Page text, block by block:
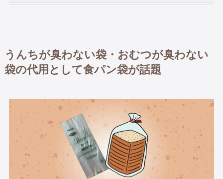
うんちが臭わない袋・おむつが臭わない
袋の代用として食パン袋が話題